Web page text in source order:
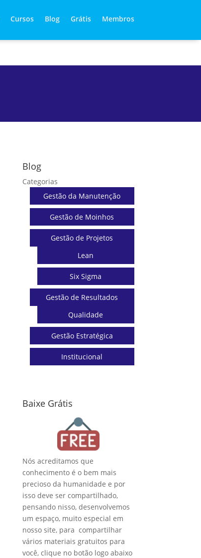
Cursos Blog Grátis Membros
Blog
Categorias
Gestão da Manutenção
Gestão de Moinhos
Gestão de Projetos
Lean
Six Sigma
Gestão de Resultados
Qualidade
Gestão Estratégica
Institucional
Baixe Grátis
Nós acreditamos que
conhecimento é o bem mais
precioso da humanidade e por
isso deve ser compartilhado,
pensando nisso, desenvolvemos
um espaço, muito especial em
nosso site, para compartilhar
vários materiais gratuitos para
você, clique no botão logo abaixo